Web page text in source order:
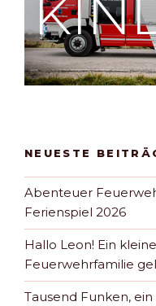
NEUESTE
Abenteuer
Ferienspiel 2026
Hallo Leon! Ein
Feuerwehrfamilie
Tausend Funken, ein